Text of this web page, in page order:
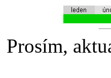
Prosím,